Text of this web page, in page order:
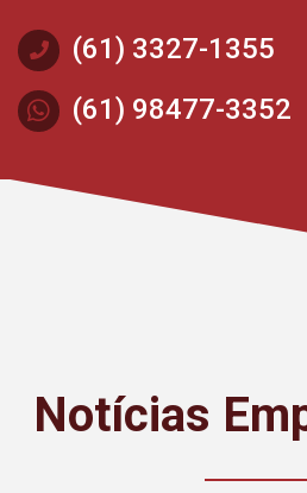
(61) 3327-1355
(61) 98477-3352
Notícias